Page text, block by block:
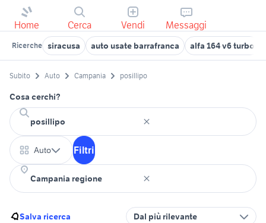
Home Cerca Vendi Messaggi
Ricerche siracusa auto usate barrafranca alfa 164 v6 turbo
Subito Auto Campania posillipo
Cosa cerchi?
Auto Filtri
Salva ricerca Dal più rilevante